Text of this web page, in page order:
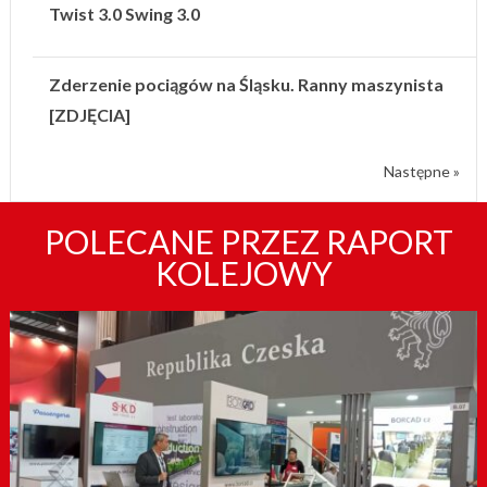
Twist 3.0 Swing 3.0
Zderzenie pociągów na Śląsku. Ranny maszynista
[ZDJĘCIA]
Następne »
POLECANE PRZEZ RAPORT
KOLEJOWY